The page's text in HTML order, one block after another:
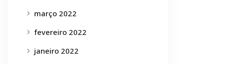
março 2022
fevereiro 2022
janeiro 2022